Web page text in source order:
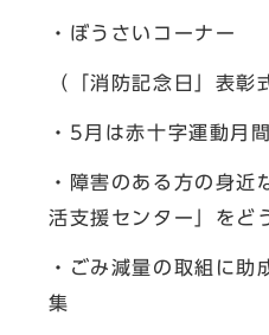
・ぼうさいコーナー
（「消防記念日」表彰
・5月は赤十字運動月
・障害のある方の身近
活支援センター」をど
・ごみ減量の取組に助
集